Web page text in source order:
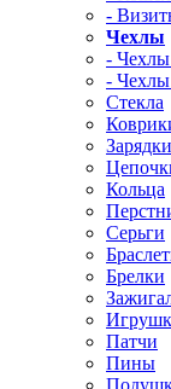
-
Чехлы
- Чехлы
- Чехлы
Стекла
Зарядки
Кольца
Серьги
Брелки
Патчи
Пины